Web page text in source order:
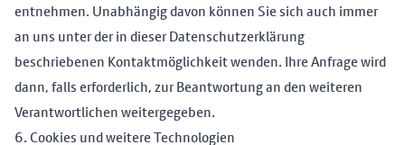
entnehmen. Unabhängig davon können Sie sich auch immer
an uns unter der in dieser Datenschutzerklärung
beschriebenen Kontaktmöglichkeit wenden. Ihre Anfrage wird
dann, falls erforderlich, zur Beantwortung an den weiteren
Verantwortlichen weitergegeben.
6. Cookies und weitere Technologien